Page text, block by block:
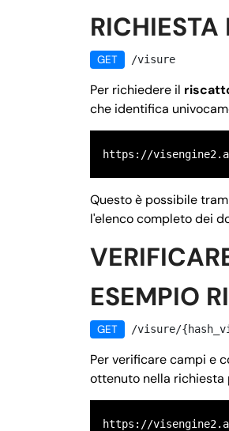
GET /visure
Per richiedere il
che identifica
https://
Questo è possibile
l'elenco completo dei
ESEMPIO
GET /visure/
Per verificare campi e
ottenuto nella richiesta
https://